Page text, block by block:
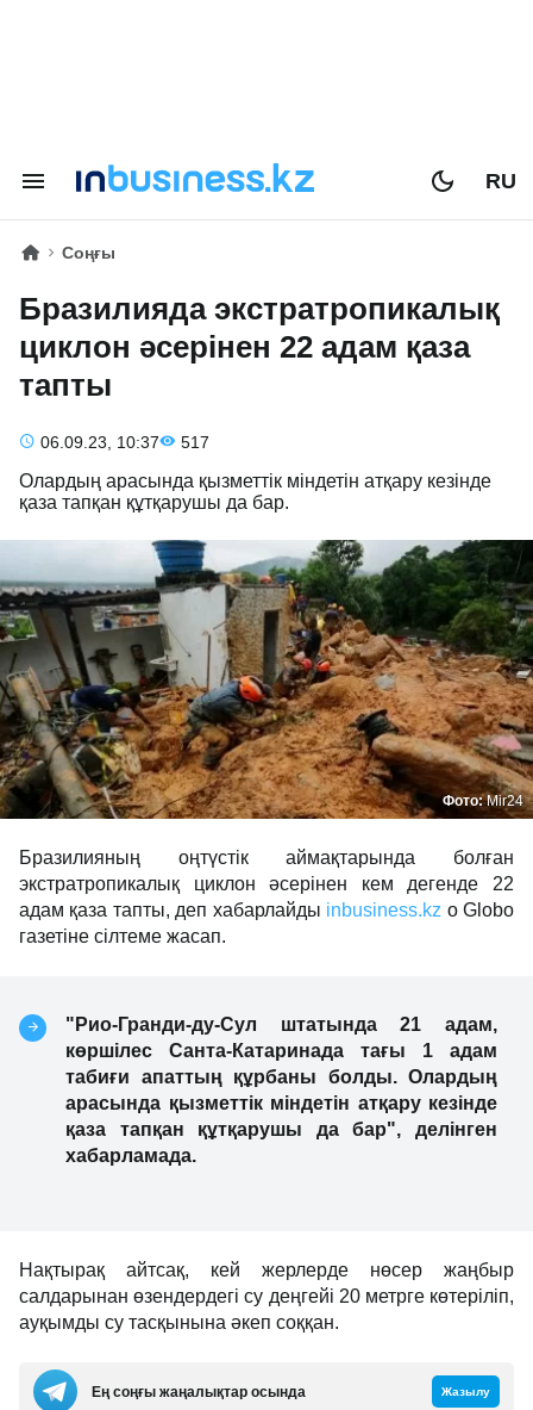
RU
Соңғы
Бразилияда экстратропикалық
циклон әсерінен 22 адам қаза
тапты
06.09.23, 10:37 517
Олардың арасында қызметтік міндетін атқару кезінде
қаза тапқан құтқарушы да бар.
Фото:Mir24
Бразилияның оңтүстік аймақтарында болған
экстратропикалық циклон әсерінен кем дегенде 22
адам қаза тапты, деп хабарлайды inbusiness.kz o Globo
газетіне сілтеме жасап.
"Рио-Гранди-ду-Сул штатында 21 адам,
көршілес Санта-Катаринада тағы 1 адам
табиғи апаттың құрбаны болды. Олардың
арасында қызметтік міндетін атқару кезінде
қаза тапқан құтқарушы да бар", делінген
хабарламада.
Нақтырақ айтсақ, кей жерлерде нөсер жаңбыр
салдарынан өзендердегі су деңгейі 20 метрге көтеріліп,
ауқымды су тасқынына әкеп соққан.
Ең соңғы жаңалықтар осында Жазылу